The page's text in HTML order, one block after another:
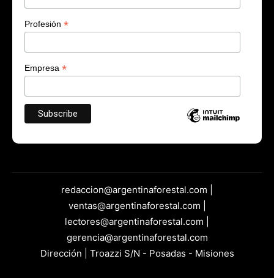
Profesión *
Empresa *
redaccion@argentinaforestal.com |
ventas@argentinaforestal.com |
lectores@argentinaforestal.com |
gerencia@argentinaforestal.com
Dirección | Troazzi S/N - Posadas - Misiones